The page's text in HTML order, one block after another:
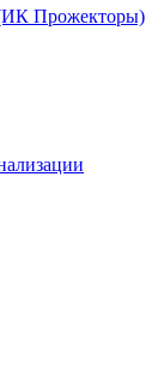
(ИК Прожекторы)